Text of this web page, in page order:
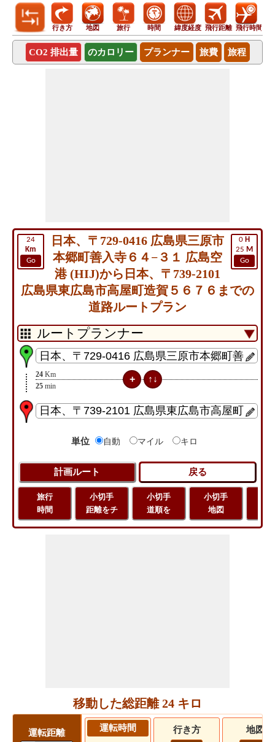
行き方 地図 旅行 時間 緯度経度 飛行距離 飛行時間
CO2 排出量 のカロリー プランナー 旅費 旅程
24
Km
Go
0 H
25 M
Go
日本、〒729-0416 広島県三原市
本郷町善入寺６４−３１ 広島空
港 (HIJ)から日本、〒739-2101
広島県東広島市高屋町造賀５６７６までの
道路ルートプラン
24 Km
25 min
単位 自動 マイル キロ
旅行
時間
小切手
距離をチ
小切手
道順を
小切手
地図
移動した総距離 24 キロ
運転距離
運転時間 行き方 地図